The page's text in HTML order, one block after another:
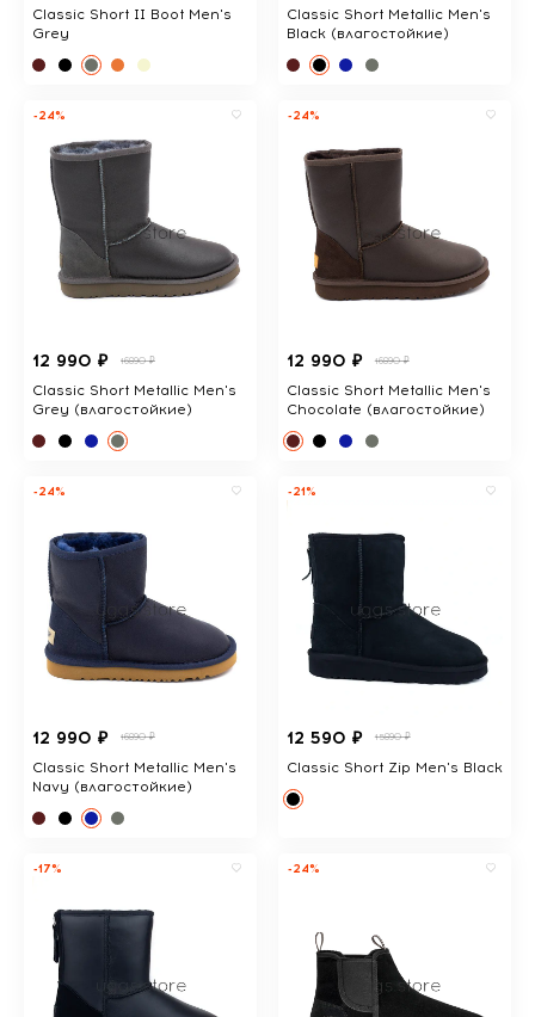
Classic Short II Boot Men's
Grey
Classic Short Metallic Men's
Black (влагостойкие)
-24%
12 990 ₽ 16890 ₽
Classic Short Metallic Men's
Grey (влагостойкие)
-24%
12 990 ₽ 16890 ₽
Classic Short Metallic Men's
Chocolate (влагостойкие)
-24%
12 990 ₽ 16890 ₽
Classic Short Metallic Men's
Navy (влагостойкие)
-21%
12 590 ₽ 15890 ₽
Classic Short Zip Men's Black
-17% -24%